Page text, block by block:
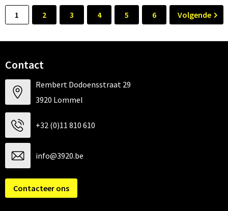
1 2 3 4 5 6 Volgende
Contact
Rembert Dodoensstraat 29
3920 Lommel
+32 (0)11 810 610
info@3920.be
Contacteer ons